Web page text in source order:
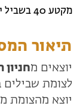
מקטע 40 בשביל ישראל. צילום: מרים בן דב
תיאור
יוצאים מ
לצומת
יוצא מהצומת